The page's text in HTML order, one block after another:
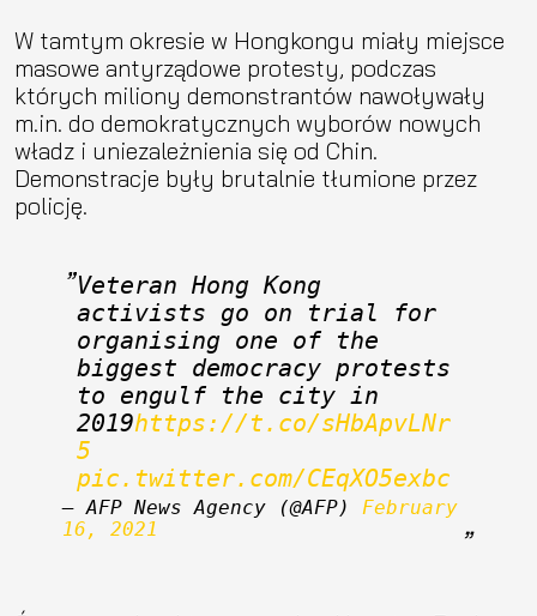
W tamtym okresie w Hongkongu miały miejsce
masowe antyrządowe protesty, podczas
których miliony demonstrantów nawoływały
m.in. do demokratycznych wyborów nowych
władz i uniezależnienia się od Chin.
Demonstracje były brutalnie tłumione przez
policję.
Veteran Hong Kong
activists go on trial for
organising one of the
biggest democracy protests
to engulf the city in
2019https://t.co/sHbApvLNr
5
pic.twitter.com/CEqXO5exbc
— AFP News Agency (@AFP) February
16, 2021